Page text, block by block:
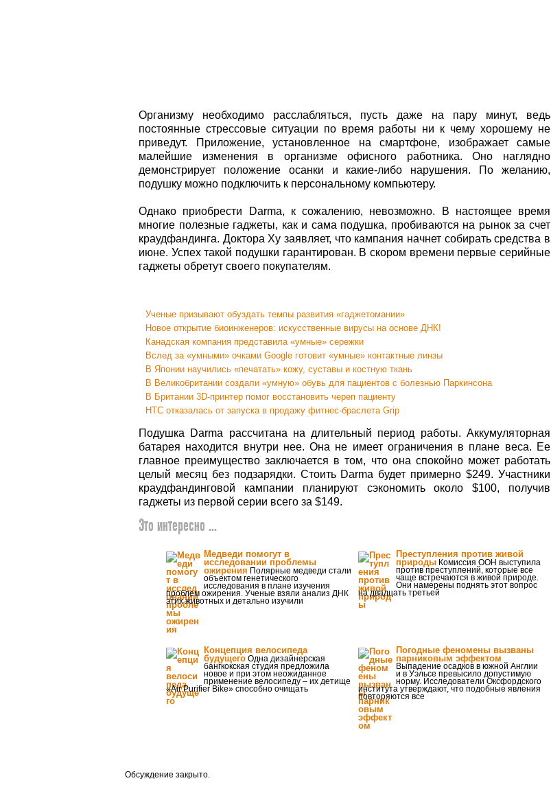
Организму необходимо расслабляться, пусть даже на пару минут, ведь
постоянные стрессовые ситуации по время работы ни к чему хорошему не
приведут. Приложение, установленное на смартфоне, изображает самые
малейшие изменения в организме офисного работника. Оно наглядно
демонстрирует положение осанки и какие-либо нарушения. По желанию,
подушку можно подключить к персональному компьютеру.
Однако приобрести Darma, к сожалению, невозможно. В настоящее время
многие полезные гаджеты, как и сама подушка, пробиваются на рынок за счет
краудфандинга. Доктора Ху заявляет, что кампания начнет собирать средства в
июне. Успех такой подушки гарантирован. В скором времени первые серийные
гаджеты обретут своего покупателям.
Ученые призывают обуздать темпы развития «гаджетомании»
Новое открытие биоинженеров: искусственные вирусы на основе ДНК!
Канадская компания представила «умные» сережки
Вслед за «умными» очками Google готовит «умные» контактные линзы
В Японии научились «печатать» кожу, суставы и костную ткань
В Великобритании создали «умную» обувь для пациентов с болезнью Паркинсона
В Британии 3D-принтер помог восстановить череп пациенту
HTC отказалась от запуска в продажу фитнес-браслета Grip
Подушка Darma рассчитана на длительный период работы. Аккумуляторная
батарея находится внутри нее. Она не имеет ограничения в плане веса. Ее
главное преимущество заключается в том, что она спокойно может работать
целый месяц без подзарядки. Стоить Darma будет примерно $249. Участники
краудфандинговой кампании планируют сэкономить около $100, получив
гаджеты из первой серии всего за $149.
Это интересно ...
Медведи помогут в
исследовании проблемы
ожирения Полярные медведи стали
объектом генетического
исследования в плане изучения
проблем ожирения. Ученые взяли анализ ДНК
этих животных и детально изучили
Преступления против живой
природы Комиссия ООН выступила
против преступлений, которые все
чаще встречаются в живой природе.
Они намерены поднять этот вопрос
на двадцать третьей
Концепция велосипеда
будущего Одна дизайнерская
бангкокская студия предложила
новое и при этом неожиданное
применение велосипеду – их детище
«Air Purifier Bike» способно очищать
Погодные феномены вызваны
парниковым эффектом
Выпадение осадков в южной Англии
и в Уэльсе превысило допустимую
норму. Исследователи Оксфордского
института утверждают, что подобные явления
повторяются все
Обсуждение закрыто.